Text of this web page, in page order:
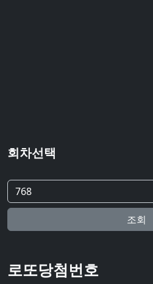
회차선택
조회
로또당첨번호